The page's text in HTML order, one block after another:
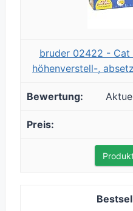
bruder 02422 - Cat
höhenverstell-,